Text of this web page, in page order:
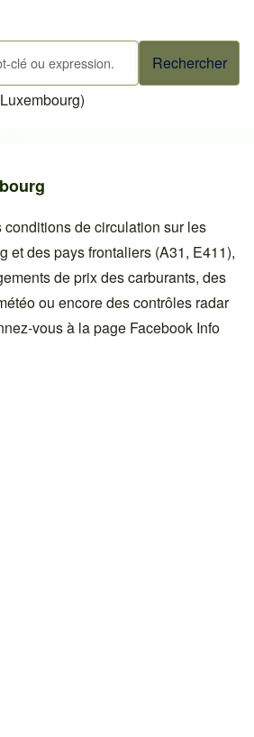
conditions de circulation sur les
et des pays frontaliers (A31, E411),
de prix des carburants, des
ou encore des contrôles radar
vous à la page Facebook Info